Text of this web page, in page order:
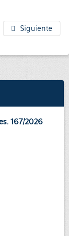
Siguiente
167/2026